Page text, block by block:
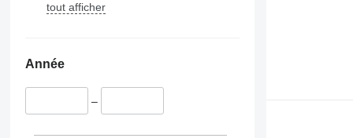
tout afficher
Année
–